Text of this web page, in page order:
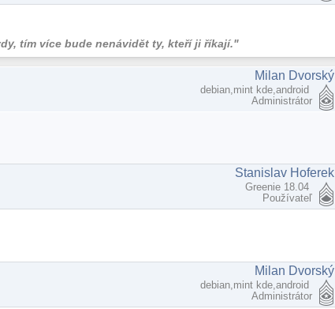
tím více bude nenávidět ty, kteří ji říkají."
Milan Dvorský
debian,mint kde,android
Administrátor
Stanislav Hoferek
Greenie 18.04
Používateľ
Milan Dvorský
debian,mint kde,android
Administrátor